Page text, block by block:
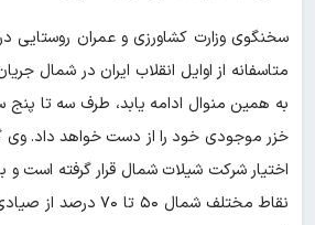
سخنگوی وزارت کشاورزی و عمران روستایی
متاسفانه از اوایل انقلاب ایران در شمال
به همین منوال ادامه یابد، طرف سه تا پنج
اختیار شرکت شیلات شمال قرار گرفته است و
نقاط مختلف شمال ۵۰ تا